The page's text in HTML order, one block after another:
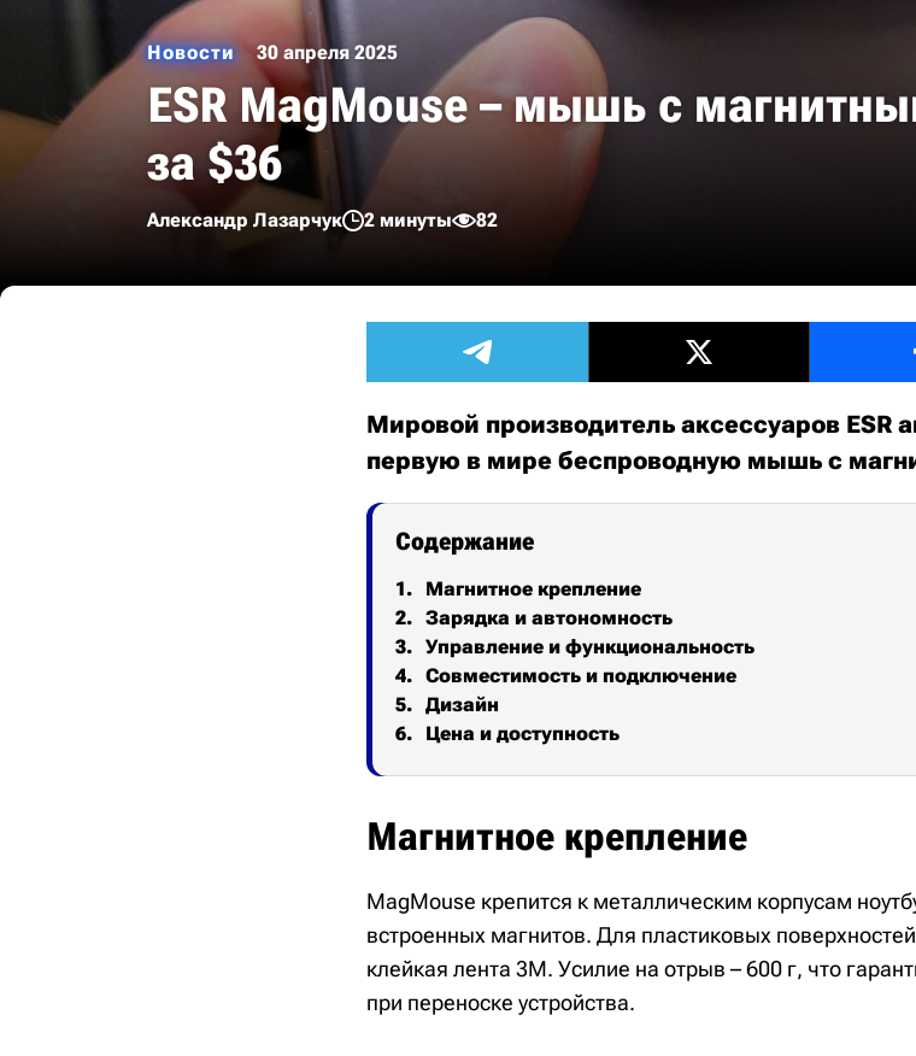
Новости 30 апреля 2025
ESR MagMouse – мышь с
за $36
Александр Лазарчук 2 минуты 82
Мировой производитель аксессуаров ESR
первую в мире беспроводную мышь с
Содержание
Магнитное крепление
Зарядка и автономность
Управление и функциональность
Совместимость и подключение
Дизайн
Цена и доступность
Магнитное крепление
MagMouse крепится к металлическим корпусам
встроенных магнитов. Для пластиковых
клейкая лента 3M. Усилие на отрыв – 600 г, что
при переноске устройства.